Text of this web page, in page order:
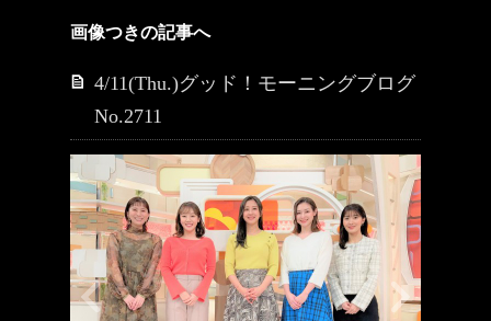
画像つきの記事へ
4/11(Thu.)グッド！モーニングブログ
No.2711